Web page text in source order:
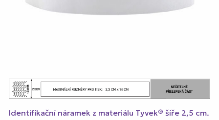
Identifikační náramek z materiálu Tyvek® šíře 2,5 cm.